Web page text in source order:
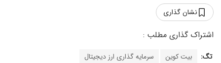
نشان گذاری
تگ: بیت کوین سرمایه گذاری ارز دیجیتال